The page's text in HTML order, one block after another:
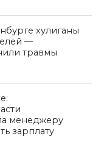
хулиганы
—
травмы
менеджеру
зарплату